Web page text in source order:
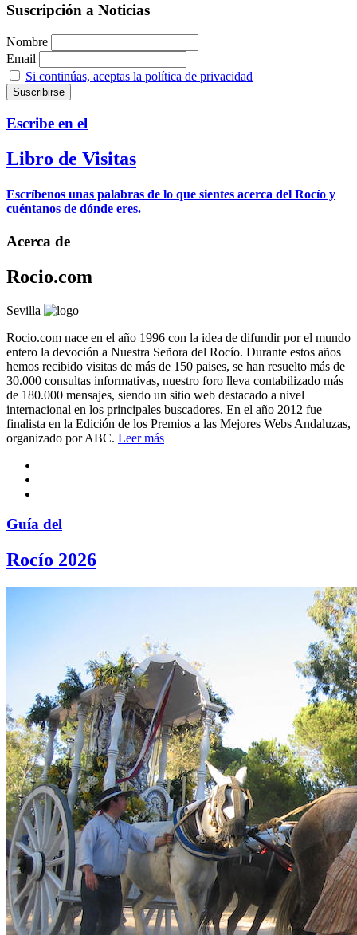
Suscripción a Noticias
Nombre
Email
Si continúas, aceptas la política de privacidad
Escribe en el
Libro de Visitas
Escríbenos unas palabras de lo que sientes acerca del Rocío y
cuéntanos de dónde eres.
Acerca de
Rocio.com
Sevilla
Rocio.com nace en el año 1996 con la idea de difundir por el mundo
entero la devoción a Nuestra Señora del Rocío. Durante estos años
hemos recibido visitas de más de 150 paises, se han resuelto más de
30.000 consultas informativas, nuestro foro lleva contabilizado más
de 180.000 mensajes, siendo un sitio web destacado a nivel
internacional en los principales buscadores. En el año 2012 fue
finalista en la Edición de los Premios a las Mejores Webs Andaluzas,
organizado por ABC. Leer más
Guía del
Rocío 2026